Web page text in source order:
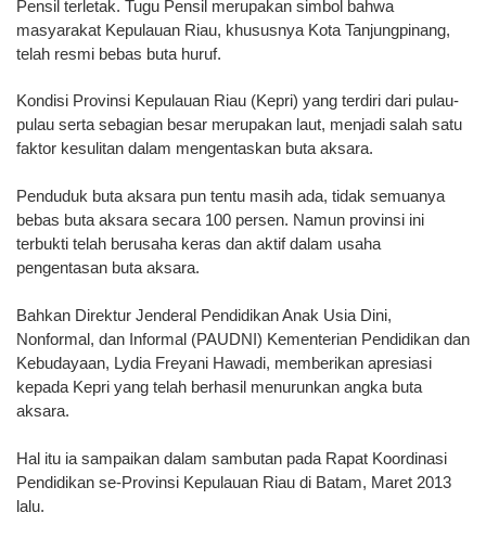
Pensil terletak. Tugu Pensil merupakan simbol bahwa
masyarakat Kepulauan Riau, khususnya Kota Tanjungpinang,
telah resmi bebas buta huruf.
Kondisi Provinsi Kepulauan Riau (Kepri) yang terdiri dari pulau-
pulau serta sebagian besar merupakan laut, menjadi salah satu
faktor kesulitan dalam mengentaskan buta aksara.
Penduduk buta aksara pun tentu masih ada, tidak semuanya
bebas buta aksara secara 100 persen. Namun provinsi ini
terbukti telah berusaha keras dan aktif dalam usaha
pengentasan buta aksara.
Bahkan Direktur Jenderal Pendidikan Anak Usia Dini,
Nonformal, dan Informal (PAUDNI) Kementerian Pendidikan dan
Kebudayaan, Lydia Freyani Hawadi, memberikan apresiasi
kepada Kepri yang telah berhasil menurunkan angka buta
aksara.
Hal itu ia sampaikan dalam sambutan pada Rapat Koordinasi
Pendidikan se-Provinsi Kepulauan Riau di Batam, Maret 2013
lalu.